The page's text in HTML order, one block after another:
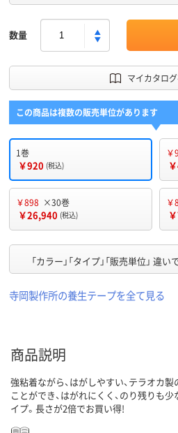
数量
マイカタロ
この商品は複数の販売単位があります
1巻
￥920 (税込)
￥
￥898 ×30巻
￥26,940 (税込)
￥
「カラー」「タイプ」「販売単位」 違い
寺岡製作所の養生テープを全て見る
商品説明
強粘着ながら、はがしやすい、テラオカ
ことができ、はがれにくく、のり残りも
イプ。長さが2倍でお買い得!